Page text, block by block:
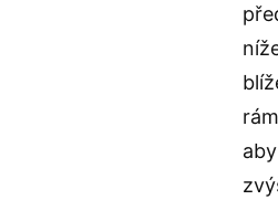
aby